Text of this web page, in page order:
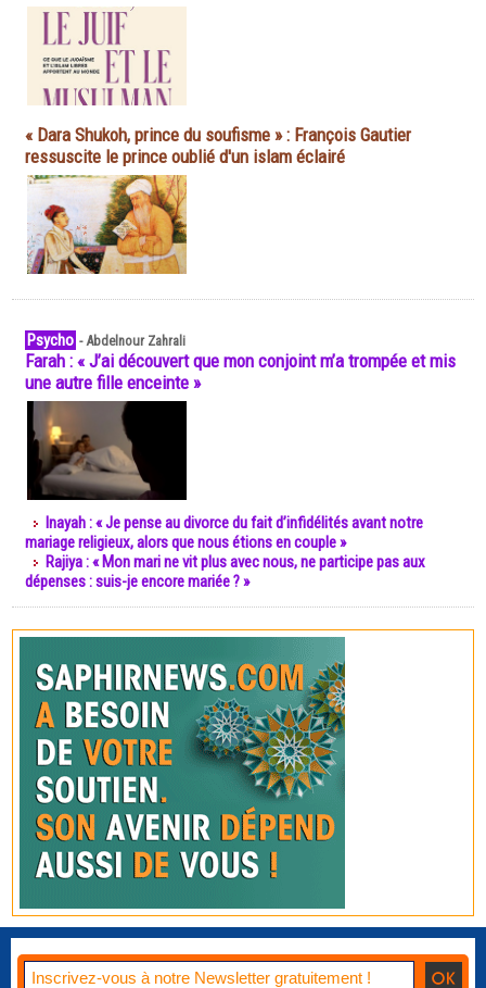
« Dara Shukoh, prince du soufisme » : François Gautier
ressuscite le prince oublié d'un islam éclairé
Psycho -Abdelnour Zahrali
Farah : « J’ai découvert que mon conjoint m’a trompée et mis
une autre fille enceinte »
Inayah : « Je pense au divorce du fait d’infidélités avant notre
mariage religieux, alors que nous étions en couple »
Rajiya : « Mon mari ne vit plus avec nous, ne participe pas aux
dépenses : suis-je encore mariée ? »